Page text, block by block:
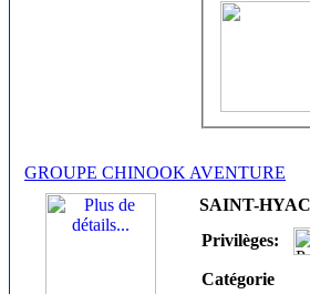
GROUPE CHINOOK AVENTURE
SAINT-
Privilèges:
Catégorie